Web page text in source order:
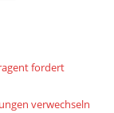
fordert
verwechseln